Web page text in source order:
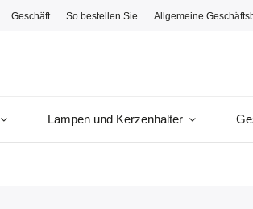
Geschäft So bestellen Sie Allgemeine
Lampen und Kerzenhalter